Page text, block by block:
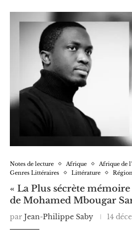
Notes de lecture Afrique Afrique de
Genres Littéraires
Littérature
« La Plus sécrète
de Mohamed Mbougar
par Jean-Philippe Saby 14